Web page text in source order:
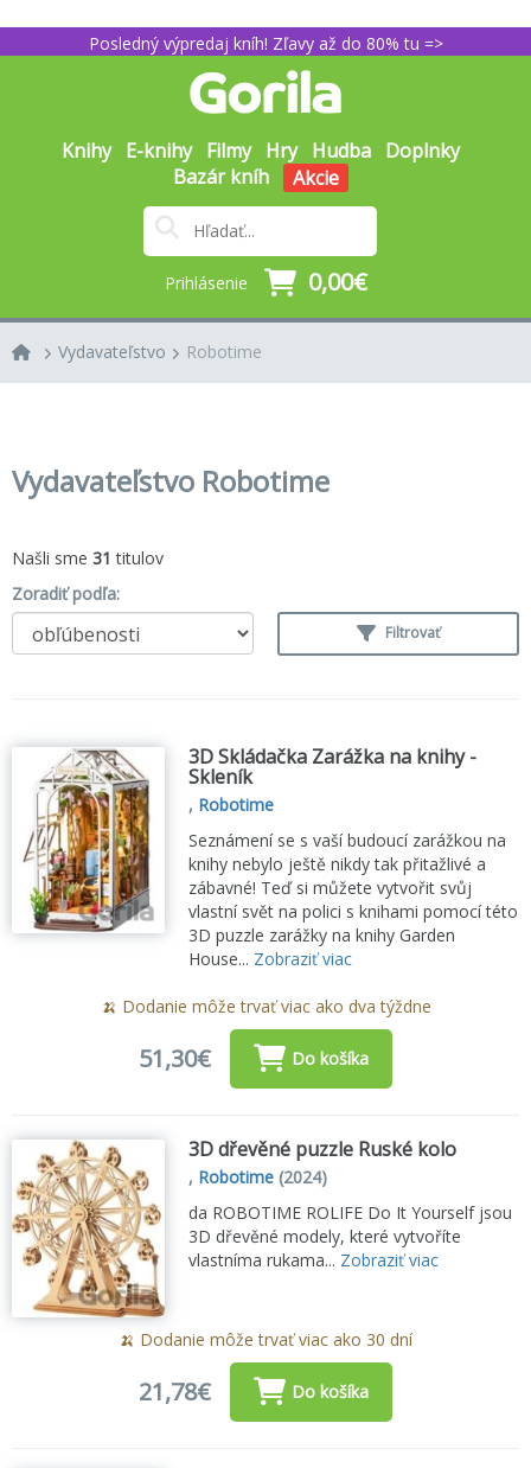
Posledný výpredaj kníh! Zľavy až do 80% tu =>
Knihy E-knihy Filmy Hry Hudba Doplnky
Bazár kníh
Akcie
Prihlásenie 0,00€
Vydavateľstvo Robotime
Vydavateľstvo Robotime
Našli sme 31 titulov
Zoradiť podľa:
Filtrovať
3D Skládačka Zarážka na knihy -
Skleník
, Robotime
Seznámení se s vaší budoucí zarážkou na
knihy nebylo ještě nikdy tak přitažlivé a
zábavné! Teď si můžete vytvořit svůj
vlastní svět na polici s knihami pomocí této
3D puzzle zarážky na knihy Garden
House... Zobraziť viac
🍌 Dodanie môže trvať viac ako dva týždne
51,30€ Do košíka
3D dřevěné puzzle Ruské kolo
, Robotime (2024)
da ROBOTIME ROLIFE Do It Yourself jsou
3D dřevěné modely, které vytvoříte
vlastníma rukama... Zobraziť viac
🍌 Dodanie môže trvať viac ako 30 dní
21,78€ Do košíka